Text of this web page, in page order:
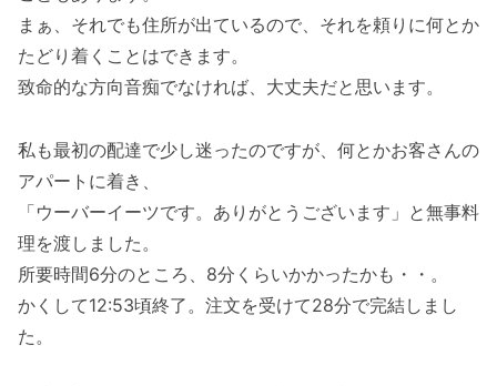
まぁ、それでも住所が出ているので、それを頼りに何とか
たどり着くことはできます。
致命的な方向音痴でなければ、大丈夫だと思います。
私も最初の配達で少し迷ったのですが、何とかお客さんの
アパートに着き、
「ウーバーイーツです。ありがとうございます」と無事料
理を渡しました。
所要時間6分のところ、8分くらいかかったかも・・。
かくして12:53頃終了。注文を受けて28分で完結しまし
た。